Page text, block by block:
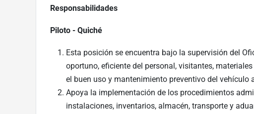
Responsabilidades
Piloto - Quiché
Esta posición se encuentra bajo la supervisión del
oportuno, eficiente del personal, visitantes,
el buen uso y mantenimiento preventivo del vehículo
Apoya la implementación de los procedimientos
instalaciones, inventarios, almacén, transporte y